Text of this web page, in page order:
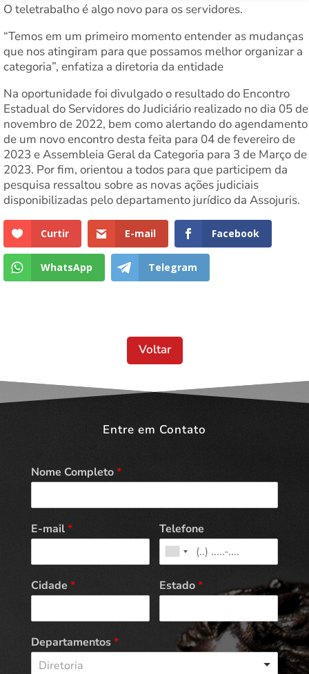
O teletrabalho é algo novo para os servidores.
“Temos em um primeiro momento entender as mudanças
que nos atingiram para que possamos melhor organizar a
categoria”, enfatiza a diretoria da entidade
Na oportunidade foi divulgado o resultado do Encontro
Estadual do Servidores do Judiciário realizado no dia 05 de
novembro de 2022, bem como alertando do agendamento
de um novo encontro desta feita para 04 de fevereiro de
2023 e Assembleia Geral da Categoria para 3 de Março de
2023. Por fim, orientou a todos para que participem da
pesquisa ressaltou sobre as novas ações judiciais
disponibilizadas pelo departamento jurídico da Assojuris.
Curtir E-mail Facebook
WhatsApp Telegram
Voltar
Entre em Contato
Nome Completo*
E-mail* Telefone
Cidade * Estado*
Departamentos*
Diretoria